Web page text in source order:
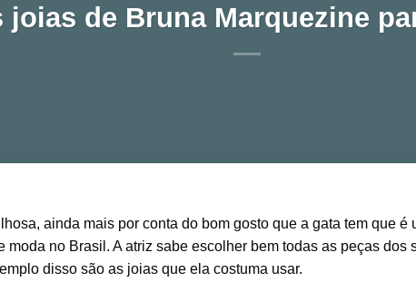
joias de Bruna Marquezine
ainda mais por conta do bom gosto que a gata tem que é
no Brasil. A atriz sabe escolher bem todas as peças dos
disso são as joias que ela costuma usar.